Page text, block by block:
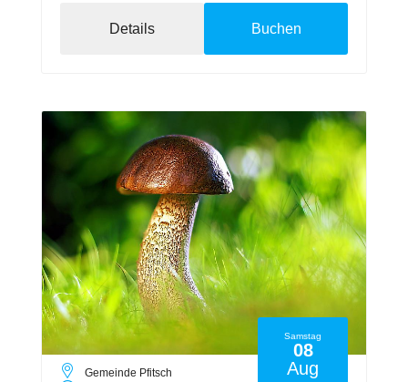
Details Buchen
Samstag
08
Aug
Gemeinde Pfitsch